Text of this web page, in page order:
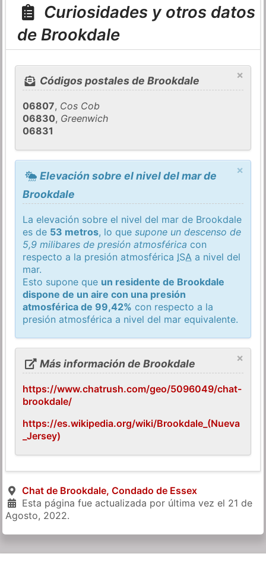
Curiosidades y otros datos
de Brookdale
×
Códigos postales de Brookdale
06807, Cos Cob
06830, Greenwich
06831
×
Elevación sobre el nivel del mar de
Brookdale
La elevación sobre el nivel del mar de Brookdale
es de 53 metros, lo quesupone un descenso de
5,9 milibares de presión atmosférica con
respecto a la presión atmosférica ISA a nivel del
mar.
Esto supone que un residente de Brookdale
dispone de un aire con una presión
atmosférica de 99,42% con respecto a la
presión atmosférica a nivel del mar equivalente.
×
Más información de Brookdale
https://www.chatrush.com/geo/5096049/chat-
brookdale/
https://es.wikipedia.org/wiki/Brookdale_(Nueva
_Jersey)
Chat de Brookdale, Condado de Essex
Esta página fue actualizada por última vez el 21 de
Agosto, 2022.